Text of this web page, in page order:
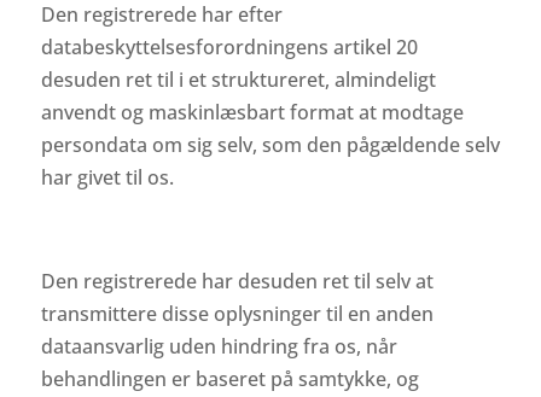
Den registrerede har efter
databeskyttelsesforordningens artikel 20
desuden ret til i et struktureret, almindeligt
anvendt og maskinlæsbart format at modtage
persondata om sig selv, som den pågældende selv
har givet til os.
Den registrerede har desuden ret til selv at
transmittere disse oplysninger til en anden
dataansvarlig uden hindring fra os, når
behandlingen er baseret på samtykke, og